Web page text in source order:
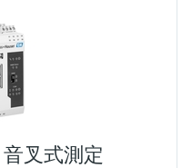
叉式測定